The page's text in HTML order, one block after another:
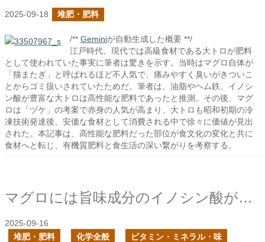
2025-09-18 堆肥・肥料
/** Geminiが自動生成した概要 **/
江戸時代、現代では高級食材である大トロが肥料
として使われていた事実に筆者は驚きを示す。当時はマグロ自体が
「猫またぎ」と呼ばれるほど不人気で、痛みやすく臭いがきついこ
とからゴミ扱いされていたためだ。筆者は、油脂やヘム鉄、イノシ
ン酸が豊富な大トロは高性能な肥料であったと推測。その後、マグ
ロは「ヅケ」の考案で赤身の人気が高まり、大トロも昭和初期の冷
凍技術発達後、安価な食材として消費される中で徐々に価値が見出
された。本記事は、高性能な肥料だった部位が食文化の変化と共に
食材へと転じ、有機質肥料と食生活の深い繋がりを考察する。
マグロには旨味成分のイノシン酸が多いのか？
2025-09-16
堆肥・肥料
化学全般 ビタミン・ミネラル・味